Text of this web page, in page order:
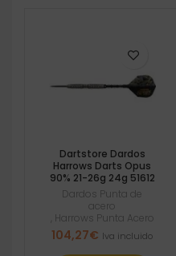
Dartstore Dardos
Harrows Darts Opus
90% 21-26g 24g 51612
Dardos Punta de
acero
Harrows Punta Acero
104,27€ Iva incluido